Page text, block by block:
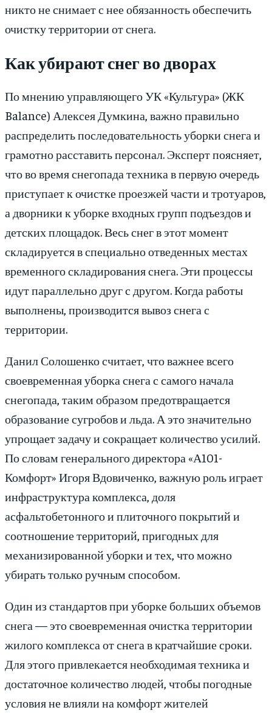
никто не снимает с нее обязанность обеспечить
очистку территории от снега.
Как убирают снег во дворах
По мнению управляющего УК «Культура» (ЖК
Balance) Алексея Думкина, важно правильно
распределить последовательность уборки снега и
грамотно расставить персонал. Эксперт поясняет,
что во время снегопада техника в первую очередь
приступает к очистке проезжей части и тротуаров,
а дворники к уборке входных групп подъездов и
детских площадок. Весь снег в этот момент
складируется в специально отведенных местах
временного складирования снега. Эти процессы
идут параллельно друг с другом. Когда работы
выполнены, производится вывоз снега с
территории.
Данил Солошенко считает, что важнее всего
своевременная уборка снега с самого начала
снегопада, таким образом предотвращается
образование сугробов и льда. А это значительно
упрощает задачу и сокращает количество усилий.
По словам генерального директора «А101-
Комфорт» Игоря Вдовиченко, важную роль играет
инфраструктура комплекса, доля
асфальтобетонного и плиточного покрытий и
соотношение территорий, пригодных для
механизированной уборки и тех, что можно
убирать только ручным способом.
Один из стандартов при уборке больших объемов
снега — это своевременная очистка территории
жилого комплекса от снега в кратчайшие сроки.
Для этого привлекается необходимая техника и
достаточное количество людей, чтобы погодные
условия не влияли на комфорт жителей